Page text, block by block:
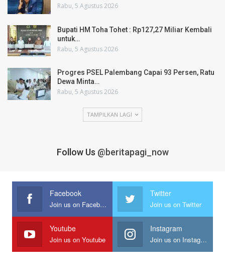
Rabu, 5 Agustus 2026
Bupati HM Toha Tohet : Rp127,27 Miliar Kembali
untuk…
Rabu, 5 Agustus 2026
Progres PSEL Palembang Capai 93 Persen, Ratu
Dewa Minta…
Rabu, 5 Agustus 2026
TAMPILKAN LAGI
Follow Us @beritapagi_now
Facebook
Join us on Facebook
Twitter
Join us on Twitter
Youtube
Join us on Youtube
Instagram
Join us on Instagram